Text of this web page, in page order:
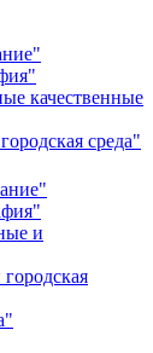
качественные
среда"
и